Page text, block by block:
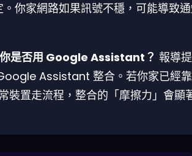
。你家網路如果訊號不穩，可能導致
你是否用 Google Assistant？ 報導
Assistant 整合。若你家已經
裝置走流程，整合的「摩擦力」會顯